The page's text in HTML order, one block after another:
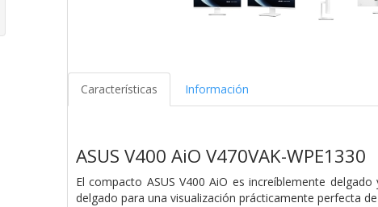
Características Información
ASUS V400 AiO V470VAK-WPE1330
El compacto ASUS V400 AiO es increíblemente
delgado para una visualización prácticamente perfecta